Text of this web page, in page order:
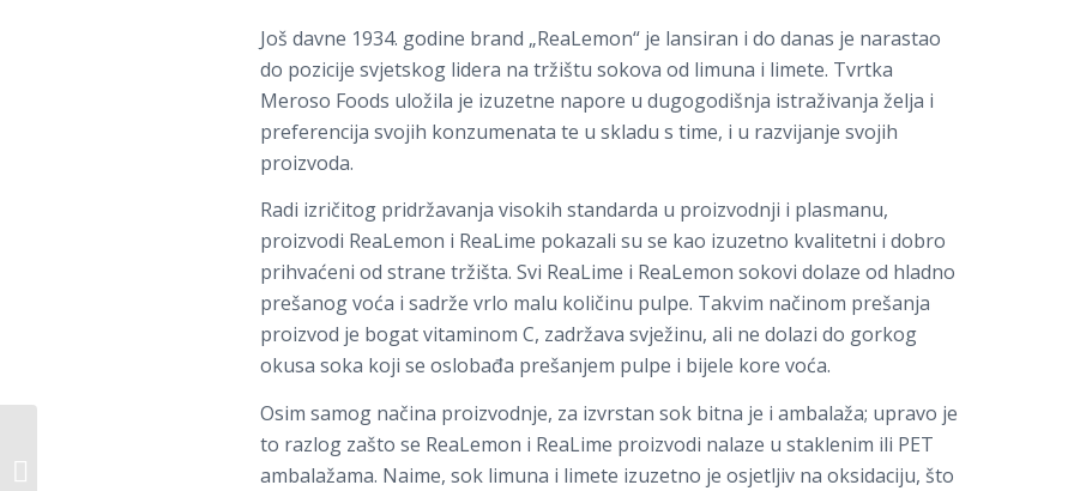
Još davne 1934. godine brand „ReaLemon“ je lansiran i do danas je narastao
do pozicije svjetskog lidera na tržištu sokova od limuna i limete. Tvrtka
Meroso Foods uložila je izuzetne napore u dugogodišnja istraživanja želja i
preferencija svojih konzumenata te u skladu s time, i u razvijanje svojih
proizvoda.
Radi izričitog pridržavanja visokih standarda u proizvodnji i plasmanu,
proizvodi ReaLemon i ReaLime pokazali su se kao izuzetno kvalitetni i dobro
prihvaćeni od strane tržišta. Svi ReaLime i ReaLemon sokovi dolaze od hladno
prešanog voća i sadrže vrlo malu količinu pulpe. Takvim načinom prešanja
proizvod je bogat vitaminom C, zadržava svježinu, ali ne dolazi do gorkog
okusa soka koji se oslobađa prešanjem pulpe i bijele kore voća.
Osim samog načina proizvodnje, za izvrstan sok bitna je i ambalaža; upravo je
to razlog zašto se ReaLemon i ReaLime proizvodi nalaze u staklenim ili PET
ambalažama. Naime, sok limuna i limete izuzetno je osjetljiv na oksidaciju, što